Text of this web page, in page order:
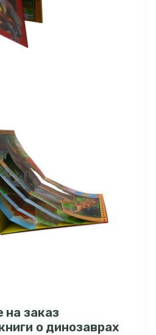
на заказ
о динозаврах